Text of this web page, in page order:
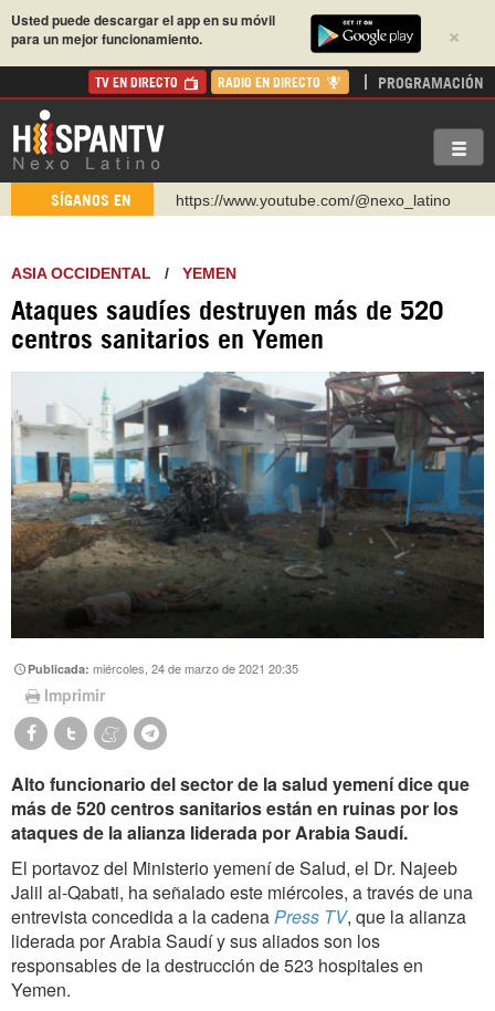
×
Usted puede descargar el app en su móvil
para un mejor funcionamiento.
TV EN DIRECTO RADIO EN DIRECTO PROGRAMACIÓN
SÍGANOS EN
https://www.youtube.com/@nexo_latino
https://t.me/hispantvcanal
https://urmedium.com/c/hispantv
WhatsApp y Viber: +98 921 79 29 404
https://www.facebook.com/Nexolatino.Canal
ASIA OCCIDENTAL / YEMEN
Ataques saudíes destruyen más de 520
centros sanitarios en Yemen
Publicada:miércoles, 24 de marzo de 2021 20:35
Imprimir
Alto funcionario del sector de la salud yemení dice que
más de 520 centros sanitarios están en ruinas por los
ataques de la alianza liderada por Arabia Saudí.
El portavoz del Ministerio yemení de Salud, el Dr. Najeeb
Jalil al-Qabati, ha señalado este miércoles, a través de una
entrevista concedida a la cadenaPress TV, que la alianza
liderada por Arabia Saudí y sus aliados son los
responsables de la destrucción de 523 hospitales en
Yemen.